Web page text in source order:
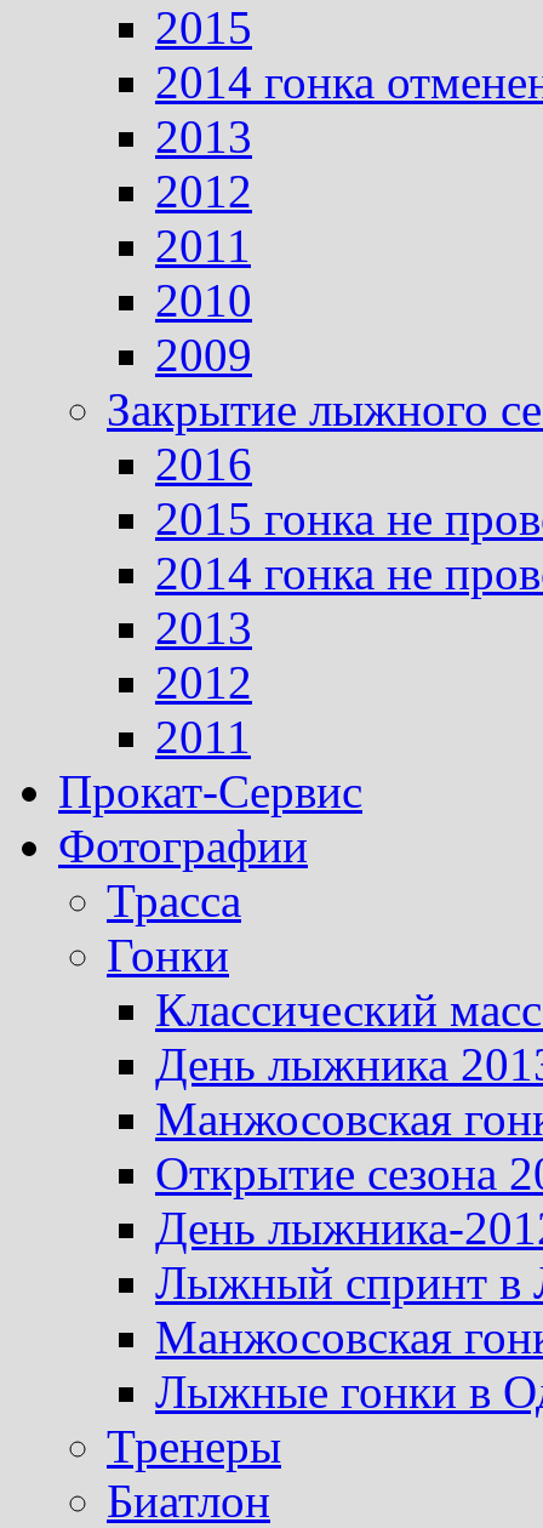
2015
2014 гонка
2013
2012
2011
2010
2009
Закрытие лыжного
2016
2015 гонка не
2014 гонка не
2013
2012
2011
Прокат-Сервис
Фотографии
Трасса
Гонки
Классический
День лыжника
Манжосовская
Открытие сезона
День лыжника-
Лыжный спринт в
Манжосовская
Лыжные гонки в
Тренеры
Биатлон